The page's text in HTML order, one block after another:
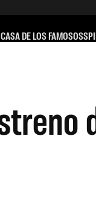
DE LOS FAMOSOS